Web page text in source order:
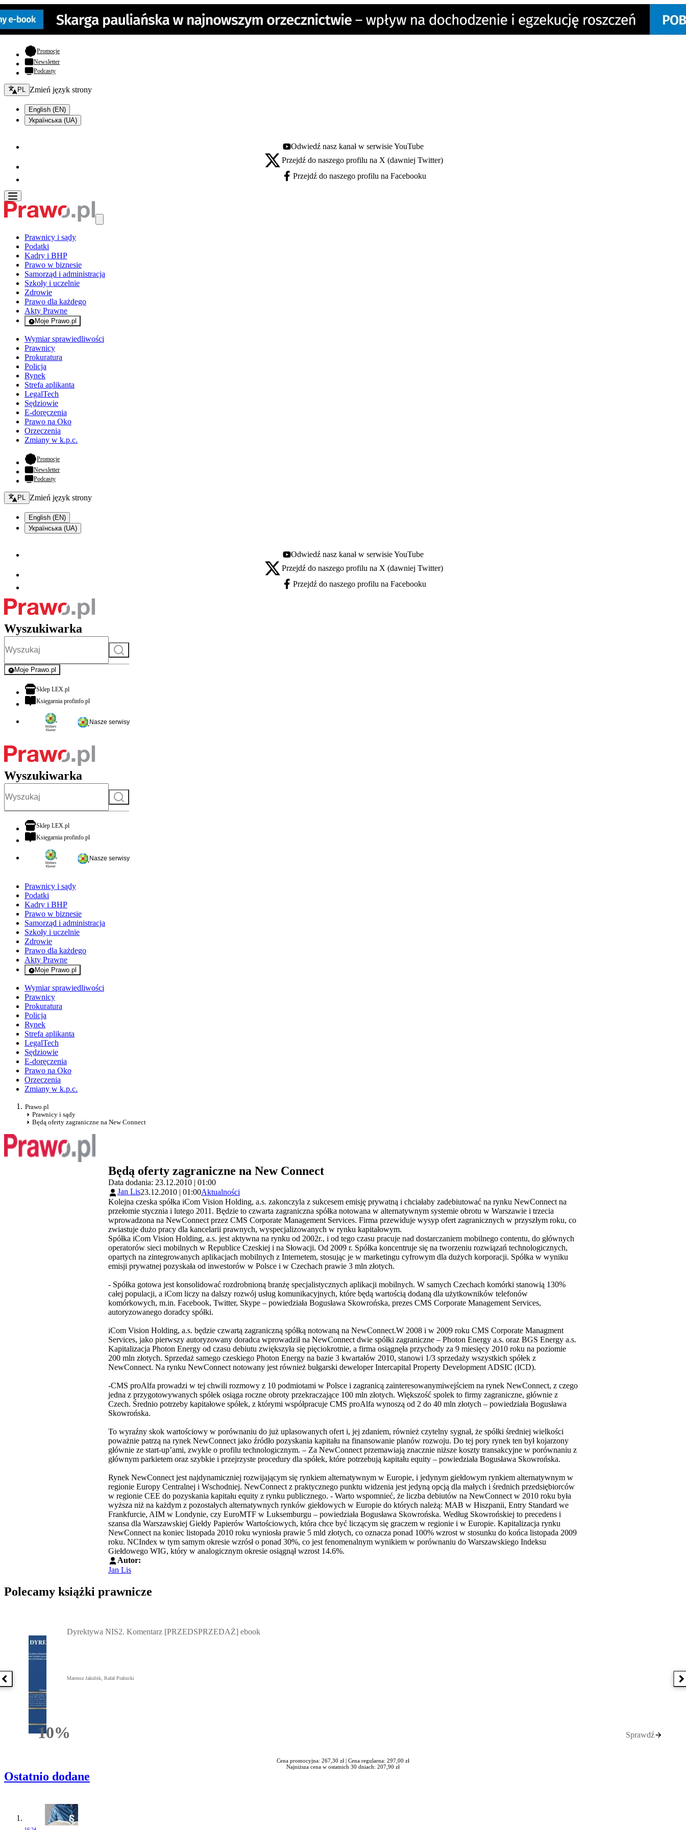
Promocje- otwiera się w nowej karcie
Newsletter
Podcasty
Zmień język - bieżący:
PL Zmień język strony
English (EN)
Українська (UA)
Youtube - otwiera się w nowej karcie
Odwiedź nasz kanał w serwisie YouTube
X - otwiera się w nowej karcie
Przejdź do naszego profilu na X (dawniej Twitter)
Facebook - otwiera się w nowej karcie
Przejdź do naszego profilu na Facebooku
Prawnicy i sądy
Podatki
Kadry i BHP
Prawo w biznesie
Samorząd i administracja
Szkoły i uczelnie
Zdrowie
Prawo dla każdego
Akty Prawne
Moje Prawo.pl
- rejestracja i logowanie do serwisu
Wymiar sprawiedliwości
Prawnicy
Prokuratura
Policja
Rynek
Strefa aplikanta
LegalTech
Sędziowie
E-doręczenia
Prawo na Oko
Orzeczenia
Zmiany w k.p.c.
Promocje- otwiera się w nowej karcie
Newsletter
Podcasty
Zmień język - bieżący:
PL Zmień język strony
English (EN)
Українська (UA)
Youtube - otwiera się w nowej karcie
Odwiedź nasz kanał w serwisie YouTube
X - otwiera się w nowej karcie
Przejdź do naszego profilu na X (dawniej Twitter)
Facebook - otwiera się w nowej karcie
Przejdź do naszego profilu na Facebooku
Wyszukiwarka
Szukaj
Moje Prawo.pl
- rejestracja i logowanie do serwisu
Sklep LEX.plotwiera się w nowej karcie
Księgarnia profinfo.plotwiera się w nowej karcie
Nasze serwisy
Wyszukiwarka
Szukaj
Sklep LEX.plotwiera się w nowej karcie
Księgarnia profinfo.plotwiera się w nowej karcie
Nasze serwisy
Prawnicy i sądy
Podatki
Kadry i BHP
Prawo w biznesie
Samorząd i administracja
Szkoły i uczelnie
Zdrowie
Prawo dla każdego
Akty Prawne
Moje Prawo.pl
- rejestracja i logowanie do serwisu
Wymiar sprawiedliwości
Prawnicy
Prokuratura
Policja
Rynek
Strefa aplikanta
LegalTech
Sędziowie
E-doręczenia
Prawo na Oko
Orzeczenia
Zmiany w k.p.c.
Prawo.pl
Prawnicy i sądy
Będą oferty zagraniczne na New Connect
Będą oferty zagraniczne na New Connect
Data dodania: 23.12.2010 | 01:00
Jan Lis23.12.2010 | 01:00Aktualności
Kolejna czeska spółka iCom Vision Holding, a.s. zakonczyla z sukcesem emisję prywatną i chciałaby zadebiutować na rynku NewConnect na
przełomie stycznia i lutego 2011. Będzie to czwarta zagraniczna spółka notowana w alternatywnym systemie obrotu w Warszawie i trzecia
wprowadzona na NewConnect przez CMS Corporate Management Services. Firma przewiduje wysyp ofert zagranicznych w przyszłym roku, co
zwiastuje dużo pracy dla kancelarii prawnych, wyspecjalizowanych w rynku kapitałowym.
Spółka iCom Vision Holding, a.s. jest aktywna na rynku od 2002r., i od tego czasu pracuje nad dostarczaniem mobilnego contentu, do głównych
operatorów sieci mobilnych w Republice Czeskiej i na Słowacji. Od 2009 r. Spółka koncentruje się na tworzeniu rozwiązań technologicznych,
opartych na zintegrowanych aplikacjach mobilnych z Internetem, stosując je w marketingu cyfrowym dla dużych korporacji. Spółka w wyniku
emisji prywatnej pozyskała od inwestorów w Polsce i w Czechach prawie 3 mln złotych.
- Spółka gotowa jest konsolidować rozdrobnioną branżę specjalistycznych aplikacji mobilnych. W samych Czechach komórki stanowią 130%
całej populacji, a iCom liczy na dalszy rozwój usług komunikacyjnych, które będą wartością dodaną dla użytkowników telefonów
komórkowych, m.in. Facebook, Twitter, Skype – powiedziała Bogusława Skowrońska, prezes CMS Corporate Management Services,
autoryzowanego doradcy spółki.
iCom Vision Holding, a.s. będzie czwartą zagraniczną spółką notowaną na NewConnect.W 2008 i w 2009 roku CMS Corporate Managment
Services, jako pierwszy autoryzowany doradca wprowadził na NewConnect dwie spółki zagraniczne – Photon Energy a.s. oraz BGS Energy a.s.
Kapitalizacja Photon Energy od czasu debiutu zwiększyła się pięciokrotnie, a firma osiągnęła przychody za 9 miesięcy 2010 roku na poziomie
200 mln złotych. Sprzedaż samego czeskiego Photon Energy na bazie 3 kwartałów 2010, stanowi 1/3 sprzedaży wszystkich spółek z
NewConnect. Na rynku NewConnect notowany jest również bułgarski deweloper Intercapital Property Development ADSIC (ICD).
-CMS proAlfa prowadzi w tej chwili rozmowy z 10 podmiotami w Polsce i zagranicą zainteresowanymiwejściem na rynek NewConnect, z czego
jedna z przygotowywanych spółek osiąga roczne obroty przekraczające 100 mln złotych. Większość spolek to firmy zagraniczne, głównie z
Czech. Średnio potrzeby kapitałowe spółek, z którymi współpracuje CMS proAlfa wynoszą od 2 do 40 mln złotych – powiedziała Bogusława
Skowrońska.
To wyraźny skok wartościowy w porównaniu do już uplasowanych ofert i, jej zdaniem, również czytelny sygnał, że spółki średniej wielkości
poważnie patrzą na rynek NewConnect jako źródło pozyskania kapitału na finansowanie planów rozwoju. Do tej pory rynek ten był kojarzony
głównie ze start-up’ami, zwykle o profilu technologicznym. – Za NewConnect przemawiają znacznie niższe koszty transakcyjne w porównaniu z
głównym parkietem oraz szybkie i przejrzyste procedury dla spółek, które potrzebują kapitału equity – powiedziała Bogusława Skowrońska.
Rynek NewConnect jest najdynamiczniej rozwijającym się rynkiem alternatywnym w Europie, i jedynym giełdowym rynkiem alternatywnym w
regionie Europy Centralnej i Wschodniej. NewConnect z praktycznego punktu widzenia jest jedyną opcją dla małych i średnich przedsiębiorców
w regionie CEE do pozyskania kapitału equity z rynku publicznego. - Warto wspomnieć, że liczba debiutów na NewConnect w 2010 roku była
wyższa niż na każdym z pozostałych alternatywnych rynków giełdowych w Europie do których należą: MAB w Hiszpanii, Entry Standard we
Frankfurcie, AIM w Londynie, czy EuroMTF w Luksemburgu – powiedziała Bogusława Skowrońska. Według Skowrońskiej to precedens i
szansa dla Warszawskiej Giełdy Papierów Wartościowych, która chce być liczącym się graczem w regionie i w Europie. Kapitalizacja rynku
NewConnect na koniec listopada 2010 roku wyniosła prawie 5 mld złotych, co oznacza ponad 100% wzrost w stosunku do końca listopada 2009
roku. NCIndex w tym samym okresie wzrósł o ponad 30%, co jest fenomenalnym wynikiem w porównaniu do Warszawskiego Indeksu
Giełdowego WIG, który w analogicznym okresie osiągnął wzrost 14.6%.
Autor:
Jan Lis
Polecamy książki prawnicze
Poprzednia książka
10%Rabatu
Dyrektywa NIS2. Komentarz [PRZEDSPRZEDAŻ] ebook
Mateusz Jakubik, Rafał Prabucki
Sprawdź
Cena promocyjna: 267,30 zł | Cena regularna: 297,00 zł
Najniższa cena w ostatnich 30 dniach: 207,90 zł
Ostatnio dodane